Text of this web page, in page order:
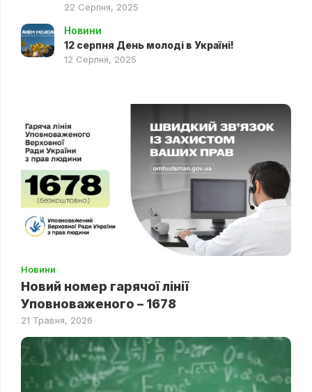
22 Серпня, 2025
Новини
12 серпня День молоді в Україні!
12 Серпня, 2025
Новини
Новий номер гарячої лінії
Уповноваженого – 1678
21 Травня, 2026